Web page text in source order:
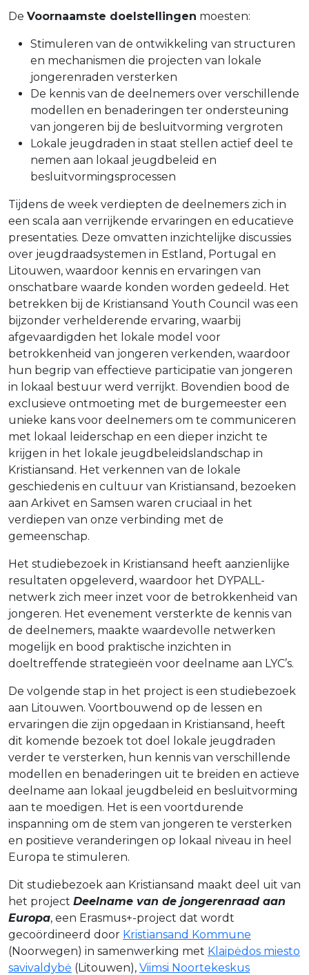
De Voornaamste doelstellingen moesten:
Stimuleren van de ontwikkeling van structuren
en mechanismen die projecten van lokale
jongerenraden versterken
De kennis van de deelnemers over verschillende
modellen en benaderingen ter ondersteuning
van jongeren bij de besluitvorming vergroten
Lokale jeugdraden in staat stellen actief deel te
nemen aan lokaal jeugdbeleid en
besluitvormingsprocessen
Tijdens de week verdiepten de deelnemers zich in
een scala aan verrijkende ervaringen en educatieve
presentaties. Deze omvatten inzichtelijke discussies
over jeugdraadsystemen in Estland, Portugal en
Litouwen, waardoor kennis en ervaringen van
onschatbare waarde konden worden gedeeld. Het
betrekken bij de Kristiansand Youth Council was een
bijzonder verhelderende ervaring, waarbij
afgevaardigden het lokale model voor
betrokkenheid van jongeren verkenden, waardoor
hun begrip van effectieve participatie van jongeren
in lokaal bestuur werd verrijkt. Bovendien bood de
exclusieve ontmoeting met de burgemeester een
unieke kans voor deelnemers om te communiceren
met lokaal leiderschap en een dieper inzicht te
krijgen in het lokale jeugdbeleidslandschap in
Kristiansand. Het verkennen van de lokale
geschiedenis en cultuur van Kristiansand, bezoeken
aan Arkivet en Samsen waren cruciaal in het
verdiepen van onze verbinding met de
gemeenschap.
Het studiebezoek in Kristiansand heeft aanzienlijke
resultaten opgeleverd, waardoor het DYPALL-
netwerk zich meer inzet voor de betrokkenheid van
jongeren. Het evenement versterkte de kennis van
de deelnemers, maakte waardevolle netwerken
mogelijk en bood praktische inzichten in
doeltreffende strategieën voor deelname aan LYC’s.
De volgende stap in het project is een studiebezoek
aan Litouwen. Voortbouwend op de lessen en
ervaringen die zijn opgedaan in Kristiansand, heeft
dit komende bezoek tot doel lokale jeugdraden
verder te versterken, hun kennis van verschillende
modellen en benaderingen uit te breiden en actieve
deelname aan lokaal jeugdbeleid en besluitvorming
aan te moedigen. Het is een voortdurende
inspanning om de stem van jongeren te versterken
en positieve veranderingen op lokaal niveau in heel
Europa te stimuleren.
Dit studiebezoek aan Kristiansand maakt deel uit van
het project Deelname van de jongerenraad aan
Europa, een Erasmus+-project dat wordt
gecoördineerd door Kristiansand Kommune
(Noorwegen) in samenwerking met Klaipėdos miesto
savivaldybė (Litouwen), Viimsi Noortekeskus